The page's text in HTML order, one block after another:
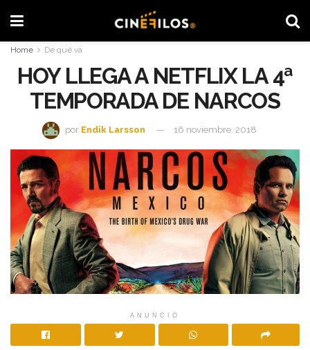
Home De qué va
HOY LLEGA A NETFLIX LA 4ª
TEMPORADA DE NARCOS
por Endik Larsson 16 noviembre, 2018
ANUNCIO